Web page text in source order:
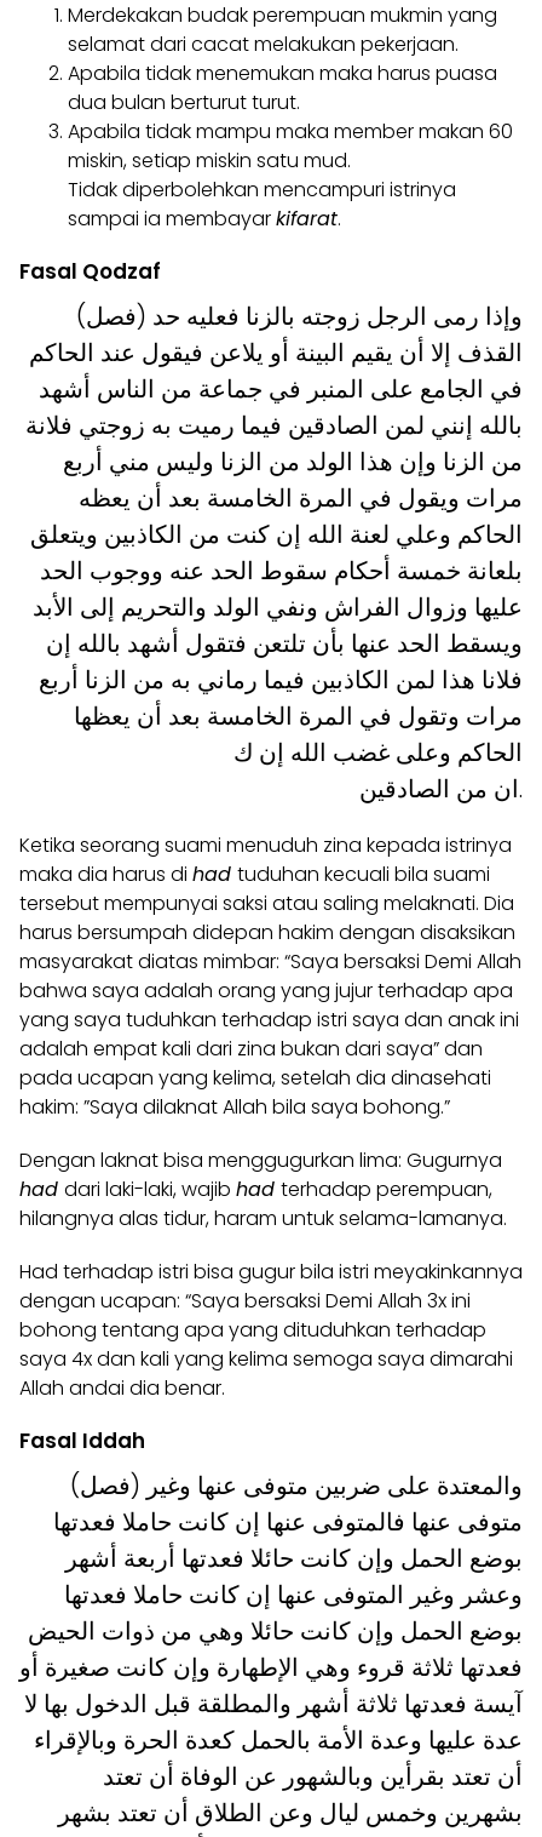
Merdekakan budak perempuan mukmin yang
selamat dari cacat melakukan pekerjaan.
Apabila tidak menemukan maka harus puasa
dua bulan berturut turut.
Apabila tidak mampu maka member makan 60
miskin, setiap miskin satu mud.
Tidak diperbolehkan mencampuri istrinya
sampai ia membayarkifarat.
Fasal Qodzaf
(فصل) وإذا رمى الرجل زوجته بالزنا فعليه حد
القذف إلا أن يقيم البينة أو يلاعن فيقول عند الحاكم
في الجامع على المنبر في جماعة من الناس أشهد
بالله إنني لمن الصادقين فيما رميت به زوجتي فلانة
من الزنا وإن هذا الولد من الزنا وليس مني أربع
مرات ويقول في المرة الخامسة بعد أن يعظه
الحاكم وعلي لعنة الله إن كنت من الكاذبين ويتعلق
بلعانة خمسة أحكام سقوط الحد عنه ووجوب الحد
عليها وزوال الفراش ونفي الولد والتحريم إلى الأبد
ويسقط الحد عنها بأن تلتعن فتقول أشهد بالله إن
فلانا هذا لمن الكاذبين فيما رماني به من الزنا أربع
مرات وتقول في المرة الخامسة بعد أن يعظها
الحاكم وعلى غضب الله إن ك
ان من الصادقين.
Ketika seorang suami menuduh zina kepada istrinya
maka dia harus di had tuduhan kecuali bila suami
tersebut mempunyai saksi atau saling melaknati. Dia
harus bersumpah didepan hakim dengan disaksikan
masyarakat diatas mimbar: “Saya bersaksi Demi Allah
bahwa saya adalah orang yang jujur terhadap apa
yang saya tuduhkan terhadap istri saya dan anak ini
adalah empat kali dari zina bukan dari saya” dan
pada ucapan yang kelima, setelah dia dinasehati
hakim: ”Saya dilaknat Allah bila saya bohong.”
Dengan laknat bisa menggugurkan lima: Gugurnya
had dari laki-laki, wajib had terhadap perempuan,
hilangnya alas tidur, haram untuk selama-lamanya.
Had terhadap istri bisa gugur bila istri meyakinkannya
dengan ucapan: “Saya bersaksi Demi Allah 3x ini
bohong tentang apa yang dituduhkan terhadap
saya 4x dan kali yang kelima semoga saya dimarahi
Allah andai dia benar.
Fasal Iddah
(فصل) والمعتدة على ضربين متوفى عنها وغير
متوفى عنها فالمتوفى عنها إن كانت حاملا فعدتها
بوضع الحمل وإن كانت حائلا فعدتها أربعة أشهر
وعشر وغير المتوفى عنها إن كانت حاملا فعدتها
بوضع الحمل وإن كانت حائلا وهي من ذوات الحيض
فعدتها ثلاثة قروء وهي الإطهارة وإن كانت صغيرة أو
آيسة فعدتها ثلاثة أشهر والمطلقة قبل الدخول بها لا
عدة عليها وعدة الأمة بالحمل كعدة الحرة وبالإقراء
أن تعتد بقرأين وبالشهور عن الوفاة أن تعتد
بشهرين وخمس ليال وعن الطلاق أن تعتد بشهر